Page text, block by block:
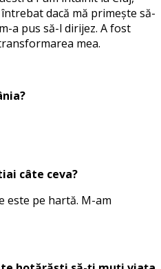
dacă mă primește să-
a pus să-l dirijez. A fost
mea.
câte ceva?
este pe hartă. M-am